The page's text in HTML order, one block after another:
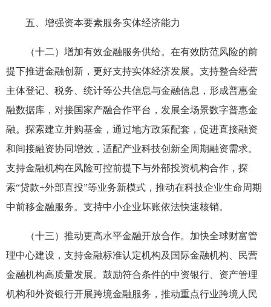
五、增强资本要素服务实体经济能力
（十二）增加有效金融服务供给。在有效防范风险的前
提下推进金融创新，更好支持实体经济发展。支持整合经营
主体登记、税务、统计等公共信息与金融信息，形成普惠金
融数据库，对接国家产融合作平台，发展全场景数字普惠金
融。探索建立并购基金，通过地方政策配套，促进直接融资
和间接融资协同增效，适配产业科技创新全周期融资需求。
支持金融机构在风险可控前提下与外部投资机构合作，探
索“贷款+外部直投”等业务新模式，推动在科技企业生命周期
中前移金融服务。支持中小企业坏账依法快速核销。
（十三）推动更高水平金融开放合作。加快全球财富管
理中心建设，支持金融标准认定机构及国际金融机构、民营
金融机构高质量发展。鼓励符合条件的中资银行、资产管理
机构和外资银行开展跨境金融服务，推动重点行业跨境人民